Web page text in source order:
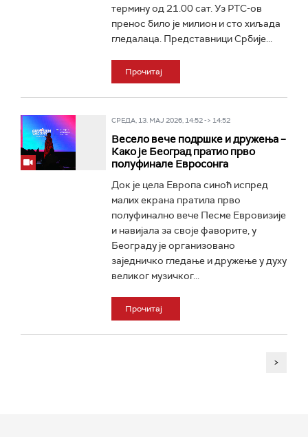
термину од 21.00 сат. Уз РТС-ов
пренос било је милион и сто хиљада
гледалаца. Представници Србије...
Прочитај
СРЕДА, 13. МАЈ 2026, 14:52 -> 14:52
Весело вече подршке и дружења –
Како је Београд пратио прво
полуфинале Евросонга
Док је цела Европа синоћ испред
малих екрана пратила прво
полуфинално вече Песме Евровизије
и навијала за своје фаворите, у
Београду је организовано
заједничко гледање и дружење у духу
великог музичког...
Прочитај
>